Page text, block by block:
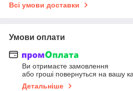
Всі умови доставки
Умови оплати
Ви отримаєте замовлення
або гроші повернуться на вашу
Детальніше